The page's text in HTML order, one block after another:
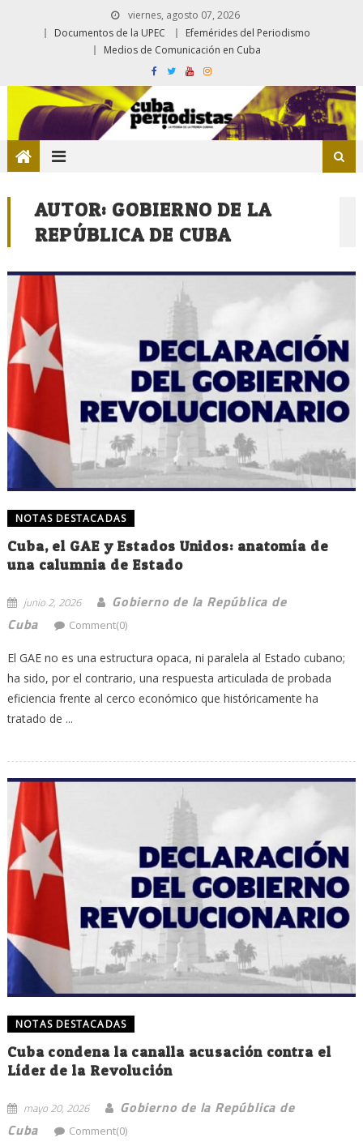
viernes, agosto 07, 2026
Documentos de la UPEC
Efemérides del Periodismo
Medios de Comunicación en Cuba
AUTOR: GOBIERNO DE LA
REPÚBLICA DE CUBA
NOTAS DESTACADAS
Cuba, el GAE y Estados Unidos: anatomía de
una calumnia de Estado
junio 2, 2026
Gobierno de la República de
Cuba
Comment(0)
El GAE no es una estructura opaca, ni paralela al Estado cubano;
ha sido, por el contrario, una respuesta articulada de probada
eficiencia frente al cerco económico que históricamente ha
tratado de ...
NOTAS DESTACADAS
Cuba condena la canalla acusación contra el
Líder de la Revolución
mayo 20, 2026
Gobierno de la República de
Cuba
Comment(0)